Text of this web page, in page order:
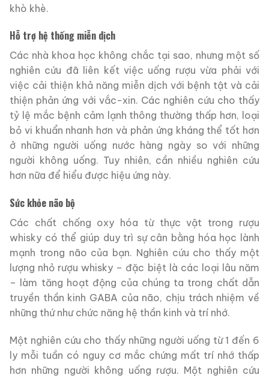
khò khè.
Hỗ trợ hệ thống miễn dịch
Các nhà khoa học không chắc tại sao, nhưng một số
nghiên cứu đã liên kết việc uống rượu vừa phải với
việc cải thiện khả năng miễn dịch với bệnh tật và cải
thiện phản ứng với vắc-xin. Các nghiên cứu cho thấy
tỷ lệ mắc bệnh cảm lạnh thông thường thấp hơn, loại
bỏ vi khuẩn nhanh hơn và phản ứng kháng thể tốt hơn
ở những người uống nước hàng ngày so với những
người không uống. Tuy nhiên, cần nhiều nghiên cứu
hơn nữa để hiểu được hiệu ứng này.
Sức khỏe não bộ
Các chất chống oxy hóa từ thực vật trong rượu
whisky có thể giúp duy trì sự cân bằng hóa học lành
mạnh trong não của bạn. Nghiên cứu cho thấy một
lượng nhỏ rượu whisky – đặc biệt là các loại lâu năm
– làm tăng hoạt động của chúng ta trong chất dẫn
truyền thần kinh GABA của não, chịu trách nhiệm về
những thứ như chức năng hệ thần kinh và trí nhớ.
Một nghiên cứu cho thấy những người uống từ 1 đến 6
ly mỗi tuần có nguy cơ mắc chứng mất trí nhớ thấp
hơn những người không uống rượu. Một nghiên cứu